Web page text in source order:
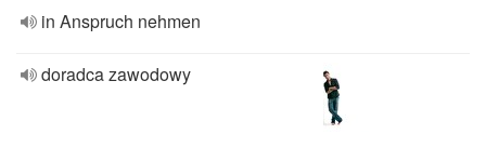
in Anspruch nehmen
doradca zawodowy